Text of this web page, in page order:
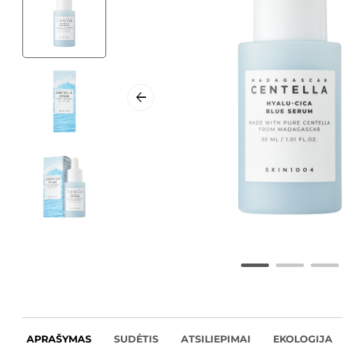
APRAŠYMAS SUDĖTIS ATSILIEPIMAI EKOLOGIJA